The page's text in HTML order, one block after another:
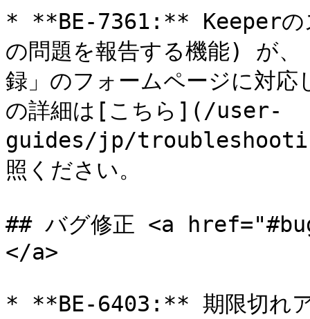
* **BE-7361:** Keeperの
の問題を報告する機能) が、
録」のフォームページに対
の詳細は[こちら](/user-
guides/jp/
照ください。
## バグ修正 <a
</a>
* **BE-6403:** 期限切れ